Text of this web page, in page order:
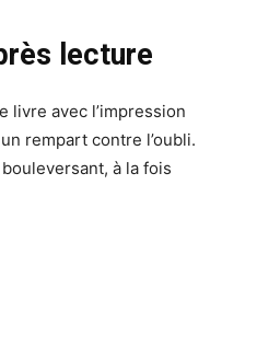
lecture
livre avec l’impression
rempart contre l’oubli.
à la fois